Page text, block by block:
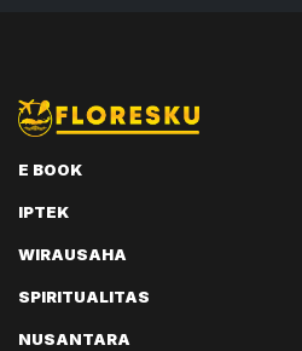
E BOOK
IPTEK
WIRAUSAHA
SPIRITUALITAS
NUSANTARA